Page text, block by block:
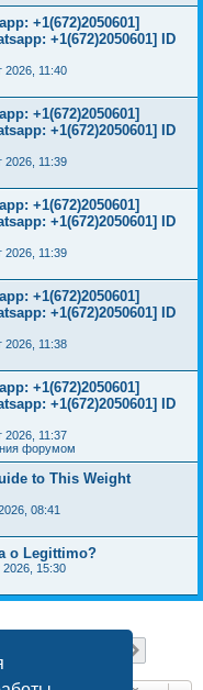
+1(672)2050601]
+1(672)2050601] ID
2026, 11:40
+1(672)2050601]
+1(672)2050601] ID
2026, 11:39
+1(672)2050601]
+1(672)2050601] ID
2026, 11:39
+1(672)2050601]
+1(672)2050601] ID
2026, 11:38
+1(672)2050601]
+1(672)2050601] ID
2026, 11:37
форумом
to This Weight
08:41
o Legittimo?
2026, 15:30